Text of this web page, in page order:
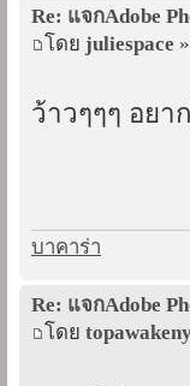
Re: แจกAdobe
โดย juliespace
ว้าวๆๆๆ อยา
บาคาร่า
Re: แจกAdobe
โดย